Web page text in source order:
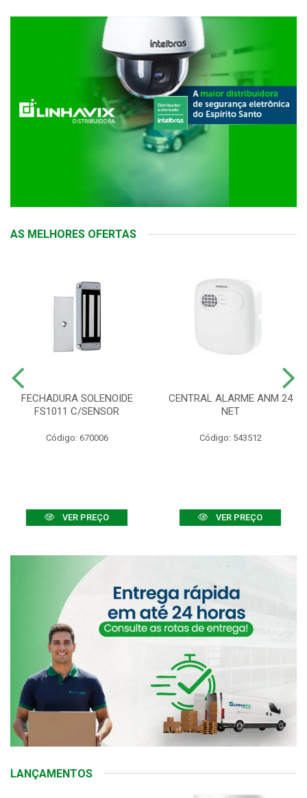
AS MELHORES OFERTAS
FECHADURA SOLENOIDE
FS1011 C/SENSOR
Código: 670006
VER PREÇO
CENTRAL ALARME ANM 24
NET
Código: 543512
VER PREÇO
LANÇAMENTOS